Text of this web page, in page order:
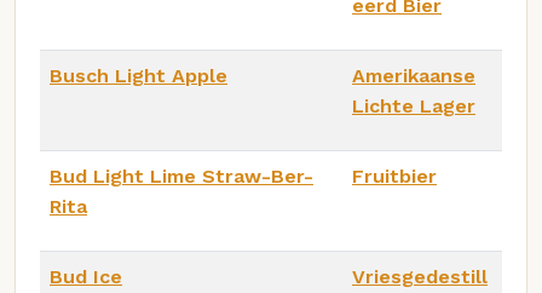
eerd Bier
Busch Light Apple
Amerikaanse
Lichte Lager
Bud Light Lime Straw-Ber-
Rita
Fruitbier
Bud Ice
Vriesgedestill